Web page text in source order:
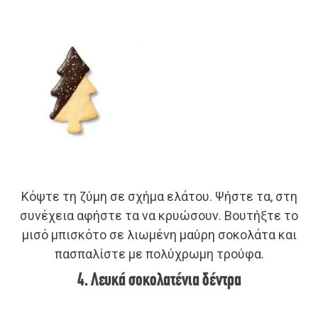
Κόψτε τη ζύμη σε σχήμα ελάτου. Ψήστε τα, στη
συνέχεια αφήστε τα να κρυώσουν. Βουτήξτε το
μισό μπισκότο σε λιωμένη μαύρη σοκολάτα και
πασπαλίστε με πολύχρωμη τρούφα.
4. Λευκά σοκολατένια δέντρα